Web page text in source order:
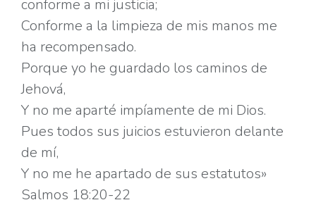
conforme a mi justicia;
Conforme a la limpieza de mis manos me
ha recompensado.
Porque yo he guardado los caminos de
Jehová,
Y no me aparté impíamente de mi Dios.
Pues todos sus juicios estuvieron delante
de mí,
Y no me he apartado de sus estatutos»
Salmos 18:20-22